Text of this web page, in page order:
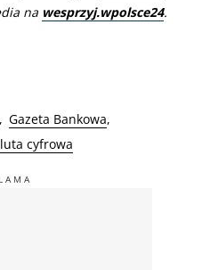
na wesprzyj.wpolsce24.
Gazeta Bankowa
cyfrowa